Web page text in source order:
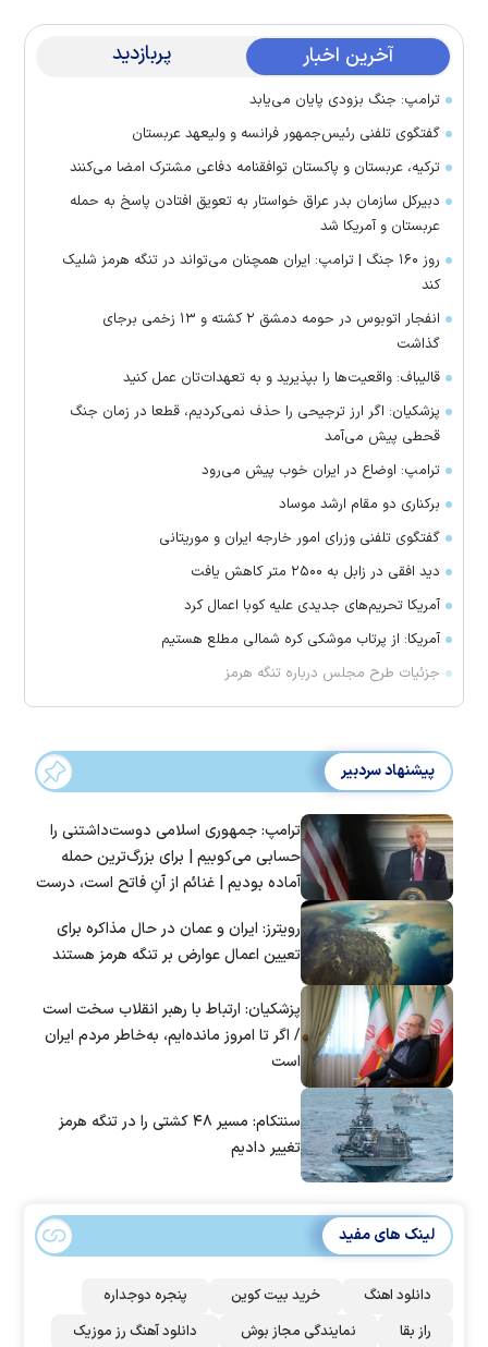
آخرین اخبار پربازدید
ترامپ: جنگ بزودی پایان می‌یابد
گفتگوی تلفنی رئیس‌جمهور فرانسه و ولیعهد عربستان
ترکیه، عربستان و پاکستان توافقنامه دفاعی مشترک امضا می‌کنند
دبیرکل سازمان بدر عراق خواستار به تعویق افتادن پاسخ به حمله
عربستان و آمریکا شد
روز ۱۶۰ جنگ | ترامپ: ایران همچنان می‌تواند در تنگه هرمز شلیک
کند
انفجار اتوبوس در حومه دمشق ۲ کشته و ۱۳ زخمی برجای
گذاشت
قالیباف: واقعیت‌ها را بپذیرید و به تعهدات‌تان عمل کنید
پزشکیان: اگر ارز ترجیحی را حذف نمی‌کردیم، قطعا در زمان جنگ
قحطی پیش می‌آمد
ترامپ: اوضاع در ایران خوب پیش می‌رود
برکناری دو مقام ارشد موساد
گفتگوی تلفنی وزرای امور خارجه ایران و موریتانی
دید افقی در زابل به ۲۵۰۰ متر کاهش یافت
آمریکا تحریم‌های جدیدی علیه کوبا اعمال کرد
آمریکا: از پرتاب موشکی کره شمالی مطلع هستیم
جزئیات طرح مجلس درباره تنگه هرمز
پیشنهاد سردبیر
ترامپ: جمهوری اسلامی دوست‌داشتنی را
حسابی می‌کوبیم | برای بزرگ‌ترین حمله
آماده بودیم | غنائم از آنِ فاتح است، درست
رویترز: ایران و عمان در حال مذاکره برای
تعیین اعمال عوارض بر تنگه هرمز هستند
پزشکیان: ارتباط با رهبر انقلاب سخت است
/ اگر تا امروز مانده‌ایم، به‌خاطر مردم ایران
است
سنتکام: مسیر ۴۸ کشتی را در تنگه هرمز
تغییر دادیم
لینک های مفید
دانلود اهنگ خرید بیت کوین
پنجره دوجداره
راز بقا
نمایندگی مجاز بوش دانلود آهنگ رز‌ موزیک